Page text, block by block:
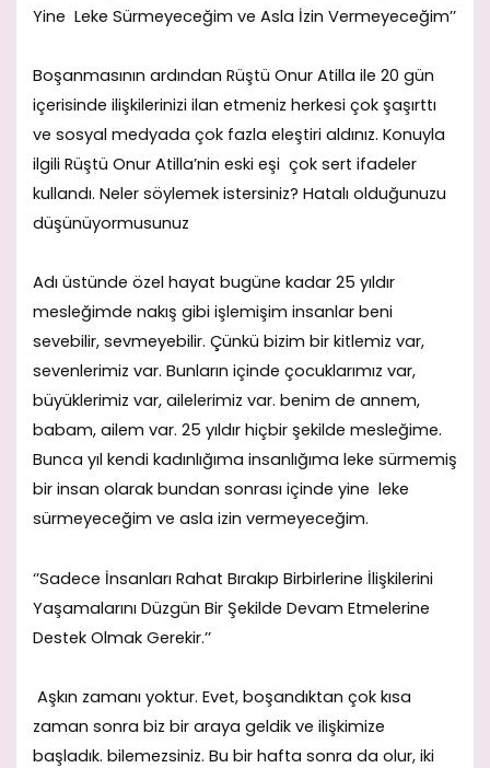
Yine Leke Sürmeyeceğim ve Asla İzin Vermeyeceğim’’
Boşanmasının ardından Rüştü Onur Atilla ile 20 gün
içerisinde ilişkilerinizi ilan etmeniz herkesi çok şaşırttı
ve sosyal medyada çok fazla eleştiri aldınız. Konuyla
ilgili Rüştü Onur Atilla’nin eski eşi çok sert ifadeler
kullandı. Neler söylemek istersiniz? Hatalı olduğunuzu
düşünüyormusunuz
Adı üstünde özel hayat bugüne kadar 25 yıldır
mesleğimde nakış gibi işlemişim insanlar beni
sevebilir, sevmeyebilir. Çünkü bizim bir kitlemiz var,
sevenlerimiz var. Bunların içinde çocuklarımız var,
büyüklerimiz var, ailelerimiz var. benim de annem,
babam, ailem var. 25 yıldır hiçbir şekilde mesleğime.
Bunca yıl kendi kadınlığıma insanlığıma leke sürmemiş
bir insan olarak bundan sonrası içinde yine leke
sürmeyeceğim ve asla izin vermeyeceğim.
‘’Sadece İnsanları Rahat Bırakıp Birbirlerine İlişkilerini
Yaşamalarını Düzgün Bir Şekilde Devam Etmelerine
Destek Olmak Gerekir.’’
Aşkın zamanı yoktur. Evet, boşandıktan çok kısa
zaman sonra biz bir araya geldik ve ilişkimize
başladık. bilemezsiniz. Bu bir hafta sonra da olur, iki